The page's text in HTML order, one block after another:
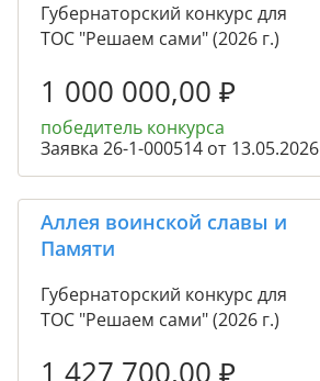
Губернаторский конкурс для
ТОС "Решаем сами" (2026 г.)
1 000 000,00 ₽
победитель конкурса
Заявка 26-1-000514 от 13.05.2026
Аллея воинской славы и
Памяти
Губернаторский конкурс для
ТОС "Решаем сами" (2026 г.)
1 427 700,00 ₽